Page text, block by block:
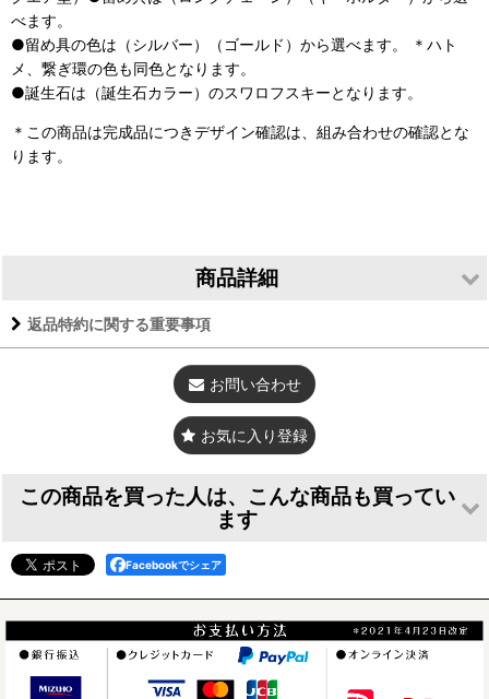
べます。
●留め具の色は（シルバー）（ゴールド）から選べます。 ＊ハト
メ、繋ぎ環の色も同色となります。
●誕生石は（誕生石カラー）のスワロフスキーとなります。
＊この商品は完成品につきデザイン確認は、組み合わせの確認とな
ります。
商品詳細
素材
アクリル 厚さ3mm
約150×60mm（最小）
レーザーカット エッジは丸め処理（ガスかけ等）
ロングチェーン長：約150mm/ショートフック
返品特約に関する重要事項
お問い合わせ
お気に入り登録
この商品を買った人は、こんな商品も買ってい
ます
Facebookでシェア